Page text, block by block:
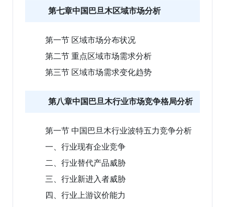
第七章中国巴旦木区域市场分析
第一节 区域市场分布状况
第二节 重点区域市场需求分析
第三节 区域市场需求变化趋势
第八章中国巴旦木行业市场竞争格局分析
第一节 中国巴旦木行业波特五力竞争分析
一、行业现有企业竞争
二、行业替代产品威胁
三、行业新进入者威胁
四、行业上游议价能力